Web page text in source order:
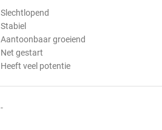
Slechtlopend
Stabiel
Aantoonbaar groeiend
Net gestart
Heeft veel potentie
-